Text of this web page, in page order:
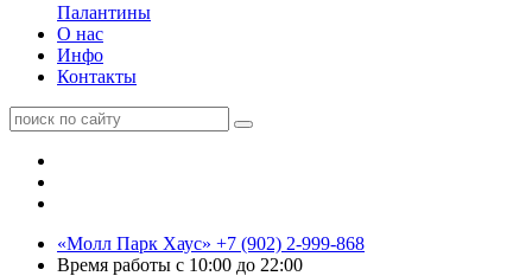
Палантины
О нас
Инфо
Контакты
«Молл Парк Хаус» +7 (902) 2-999-868
Время работы с 10:00 до 22:00